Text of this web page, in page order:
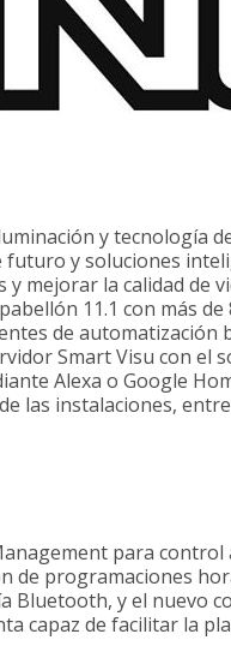
y tecnología
y soluciones
mejorar la calidad de
11.1 con más de
de automatización
Smart Visu con el
Alexa o Google
las instalaciones,
para control
de programaciones
Bluetooth, y el nuevo
capaz de facilitar la